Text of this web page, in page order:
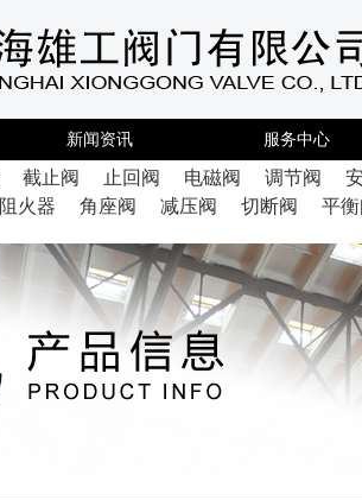
新闻资讯 服务中心
截止阀 止回阀 电磁阀 调节阀
阻火器 角座阀 减压阀 切断阀 平